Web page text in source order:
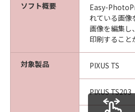
ソフト概要
Easy-
れている画像
画像を編集し
印刷すること
対象製品 PIXUS TS
PIXUS TS203